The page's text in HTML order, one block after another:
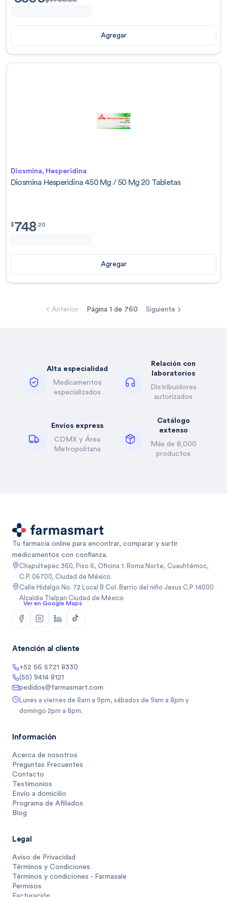
Agregar
Diosmina, Hesperidina
Diosmina Hesperidina 450 Mg / 50 Mg 20 Tabletas
$748.20
$748.20
Agregar
Anterior Página 1 de 760 Siguiente
Alta especialidad
Medicamentos
especializados
Relación con
laboratorios
Distribuidores
autorizados
Envíos express
CDMX y Área
Metropolitana
Catálogo
extenso
Más de 8,000
productos
Tu farmacia online para encontrar, comparar y surtir
medicamentos con confianza.
Chapultepec 360, Piso 6, Oficina 1. Roma Norte, Cuauhtémoc,
C.P. 06700, Ciudad de México.
Calle Hidalgo No. 72 Local B Col. Barrio del niño Jesus C.P 14000
Alcaldia Tlalpan Ciudad de México
Ver en Google Maps
Atención al cliente
+52 56 5721 8330
(55) 9414 8121
pedidos@farmasmart.com
Lunes a viernes de 8am a 9pm, sábados de 9am a 8pm y
domingo 2pm a 8pm.
Información
Acerca de nosotros
Preguntas Frecuentes
Contacto
Testimonios
Envío a domicilio
Programa de Afiliados
Blog
Legal
Aviso de Privacidad
Términos y Condiciones
Términos y condiciones - Farmasale
Permisos